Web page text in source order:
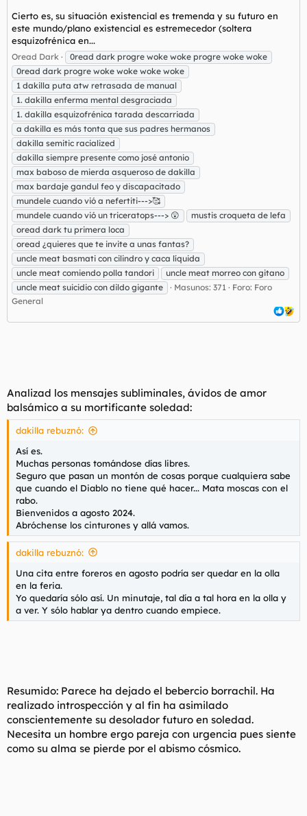
Cierto es, su situación existencial es tremenda y su futuro en
este mundo/plano existencial es estremecedor (soltera
esquizofrénica en...
Oread Dark
0read dark progre woke woke progre woke woke
0read dark progre woke woke woke woke
1 dakilla puta atw retrasada de manual
1. dakilla enferma mental desgraciada
1. dakilla esquizofrénica tarada descarriada
a dakilla es más tonta que sus padres hermanos
dakilla semitic racialized
dakilla siempre presente como josé antonio
max baboso de mierda asqueroso de dakilla
max bardaje gandul feo y discapacitado
mundele cuando vió a nefertiti--->🥰
mundele cuando vió un triceratops---> 😲
mustis croqueta de lefa
oread dark tu primera loca
oread ¿quieres que te invite a unas fantas?
uncle meat basmati con cilindro y caca líquida
uncle meat comiendo polla tandori
uncle meat morreo con gitano
uncle meat suicidio con dildo gigante
Masunos: 371 Foro: Foro
General
Analizad los mensajes subliminales, ávidos de amor
balsámico a su mortificante soledad:
dakilla rebuznó:
Así es.
Muchas personas tomándose días libres.
Seguro que pasan un montón de cosas porque cualquiera sabe
que cuando el Diablo no tiene qué hacer... Mata moscas con el
rabo.
Bienvenidos a agosto 2024.
Abróchense los cinturones y allá vamos.
dakilla rebuznó:
Una cita entre foreros en agosto podría ser quedar en la olla
en la feria.
Yo quedaría sólo así. Un minutaje, tal día a tal hora en la olla y
a ver. Y sólo hablar ya dentro cuando empiece.
Resumido: Parece ha dejado el bebercio borrachil. Ha
realizado introspección y al fin ha asimilado
conscientemente su desolador futuro en soledad.
Necesita un hombre ergo pareja con urgencia pues siente
como su alma se pierde por el abismo cósmico.